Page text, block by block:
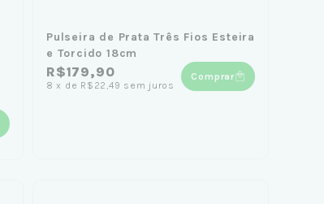
Pulseira de Prata Três Fios Esteira
e Torcido 18cm
R$179,90
8 x de R$22,49 sem juros
Comprar